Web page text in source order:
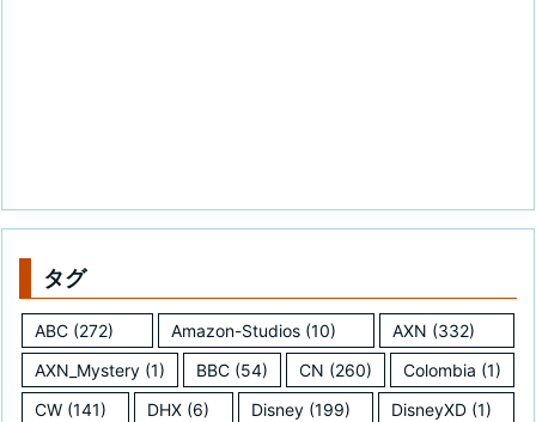
タグ
ABC (272) Amazon-Studios(10) AXN (332)
AXN_Mystery (1) BBC (54) CN (260) Colombia (1)
CW (141) DHX (6) Disney(199) DisneyXD(1)